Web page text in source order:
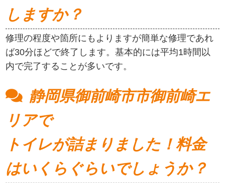
しますか？
修理の程度や箇所にもよりますが簡単な修理であれ
ば30分ほどで終了します。基本的には平均1時間以
内で完了することが多いです。
静岡県御前崎市市御前崎エ
リアで
トイレが詰まりました！料金
はいくらぐらいでしょうか？